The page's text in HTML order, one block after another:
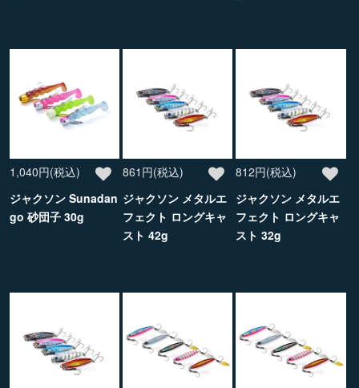
1,040円(税込)
ジャクソン Sunadan
go 砂団子 30g
861円(税込)
ジャクソン メタルエ
フェクト ロングキャ
スト 42g
812円(税込)
ジャクソン メタルエ
フェクト ロングキャ
スト 32g